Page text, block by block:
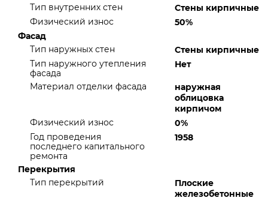
Тип внутренних стен
Стены кирпичные
Физический износ
50%
Фасад
Тип наружных стен
Стены кирпичные
Тип наружного утепления
фасада
Нет
Материал отделки фасада
наружная
облицовка
кирпичом
Физический износ
0%
Год проведения
последнего капитального
ремонта
1958
Перекрытия
Тип перекрытий
Плоские
железобетонные